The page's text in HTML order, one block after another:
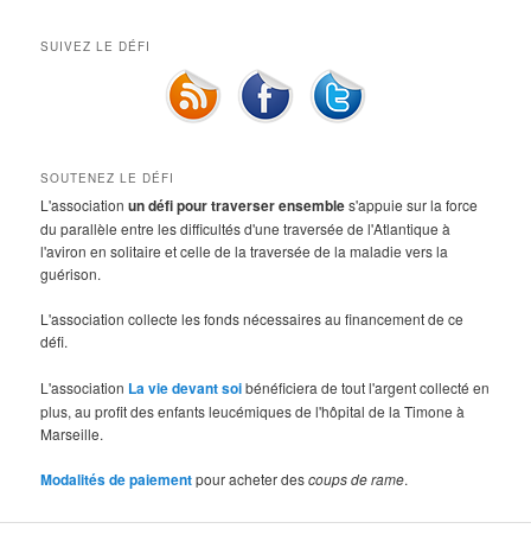
SUIVEZ LE DÉFI
SOUTENEZ LE DÉFI
L'associationun défi pour traverser ensembles'appuie sur la force
du parallèle entre les difficultés d'une traversée de l'Atlantique à
l'aviron en solitaire et celle de la traversée de la maladie vers la
guérison.
L'association collecte les fonds nécessaires au financement de ce
défi.
L'association La vie devant soibénéficiera de tout l'argent collecté en
plus, au profit des enfants leucémiques de l'hôpital de la Timone à
Marseille.
Modalités de paiementpour acheter descoups de rame.